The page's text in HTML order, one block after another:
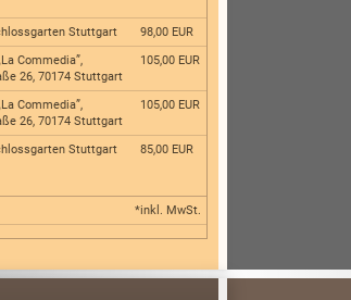
Stuttgart
98,00 EUR
Commedia”,
26, 70174 Stuttgart
105,00 EUR
Commedia”,
26, 70174 Stuttgart
105,00 EUR
Stuttgart 85,00 EUR
*inkl. MwSt.